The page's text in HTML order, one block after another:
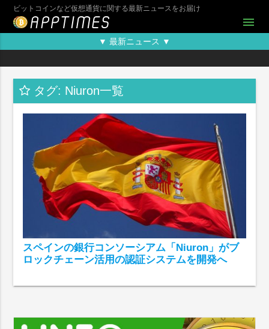
ビットコインなど仮想通貨に関する最新ニュースをお届け
menu
▼ 最新ニュース ▼
タグ: Niuron一覧
スペインの銀行コンソーシアム「Niuron」がブ
ロックチェーン活用の認証システムを開発へ